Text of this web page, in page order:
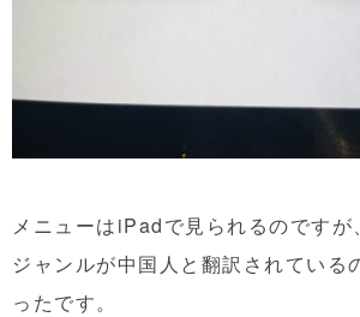
メニューはiPadで見られるのですが
ジャンルが中国人と翻訳されている
ったです。